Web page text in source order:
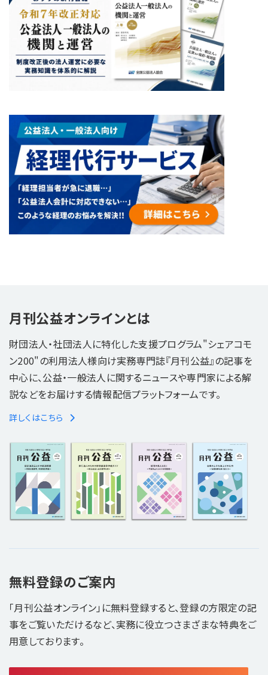
月刊公益オンラインとは
財団法人・社団法人に特化した支援プログラム"シェアコモ
ン200"の利用法人様向け実務専門誌『月刊公益』の記事を
中心に、公益・一般法人に関するニュースや専門家による解
説などをお届けする情報配信プラットフォームです。
詳しくはこちら
無料登録のご案内
「月刊公益オンライン」に無料登録すると、登録の方限定の記
事をご覧いただけるなど、実務に役立つさまざまな特典をご
用意しております。